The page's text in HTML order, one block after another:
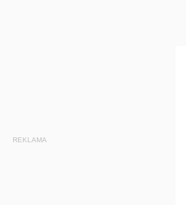
REKLAMA